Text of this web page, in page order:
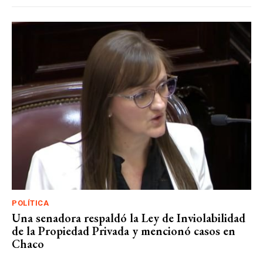
POLÍTICA
Una senadora respaldó la Ley de Inviolabilidad
de la Propiedad Privada y mencionó casos en
Chaco